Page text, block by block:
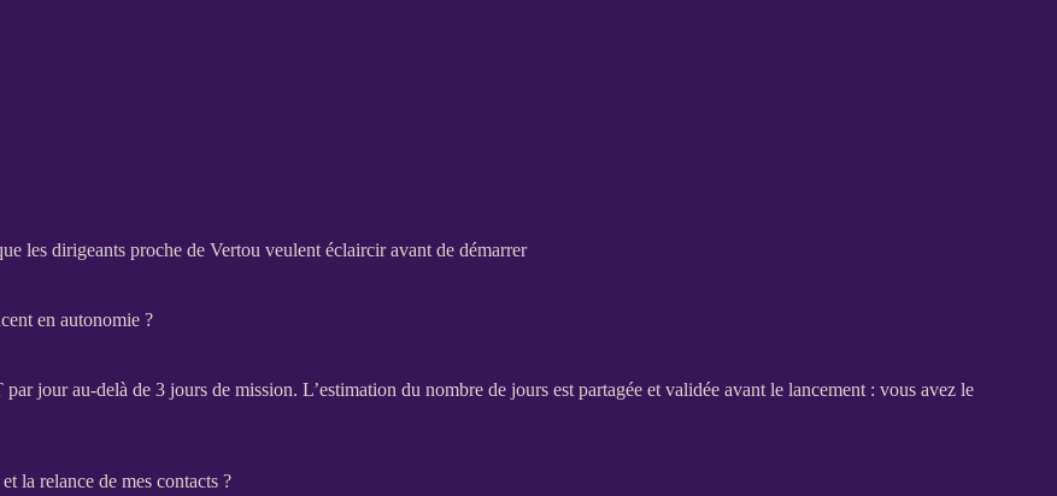
les dirigeants proche de Vertou veulent éclaircir avant de démarrer
en autonomie ?
par jour au-delà de 3 jours demission. L’estimation du nombre de jours est partagée et validée avant le lancement : vous avez le
la relance de mes contacts ?